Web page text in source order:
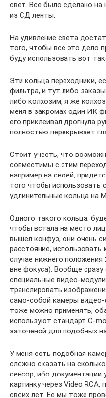
свет. Все было сделано на
из СД ленты:
На удивление света
того, чтобы все это дело
буду использовать вот
Эти кольца переходники,
фильтра, и тут либо
либо колхозим, я же
меня в закромах один ИК
его приклеивал дрогнула
полностью перекрывает
Стоит учесть, что
совместимы с этим
например на своей,
того чтобы использовать
удлинительные кольца на
Одного такого кольца,
чтобы встала на место
вышел конфуз, они очень
расстояние,
случае нижнего
вне фокуса). Вообще
специальные видео-
транслировать
само-собой камеры видео-
тоже можно применять,
используют стандарт C-
заточеной для подобных
У меня есть подобная
сложно сказать на
сенсор, ибо документации
картинку через Video
своих лет. Ее мы тоже